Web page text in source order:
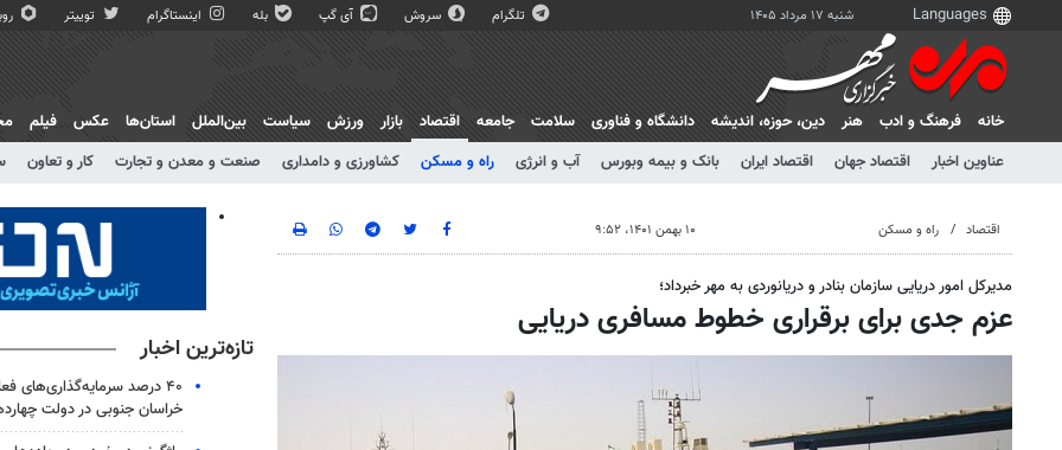
شنبه ۱۷ مرداد ۱۴۰۵ تلگرام سروش آی گپ بله اینستاگرام توییتر
خانه فرهنگ و ادب هنر دين، حوزه، انديشه دانشگاه و فناوری سلامت جامعه
اقتصاد
عناوین اخبار
اقتصاد جهان اقتصاد ایران بانک و بیمه وبورس آب و انرژی راه و مسکن کشاورزی و دامداری صنعت و معدن و تجارت کار و تعاون
بازار ورزش سیاست بین‌الملل استان‌ها عکس فیلم
اقتصاد راه و مسکن ۱۰ بهمن ۱۴۰۱، ۹:۵۲
مدیرکل امور دریایی سازمان بنادر و دریانوردی به مهر خبرداد؛
عزم جدی برای برقراری خطوط مسافری دریایی
تازه‌ترین اخبار
۴۰ درصد سرمایه‌گذاری‌های
خراسان جنوبی در دولت